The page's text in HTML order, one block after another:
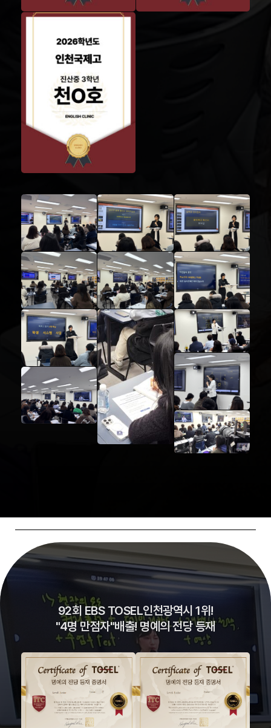
92회 EBS TOSEL인천광역시 1위!
"4명 만점자"배출! 명예의 전당 등재